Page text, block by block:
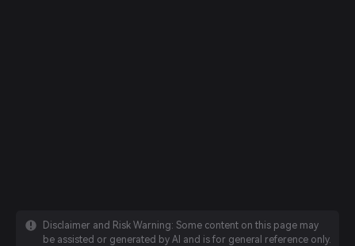
Disclaimer and Risk Warning: Some content on this page may
be assisted or generated by AI and is for general reference only.